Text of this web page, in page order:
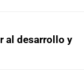
al desarrollo y